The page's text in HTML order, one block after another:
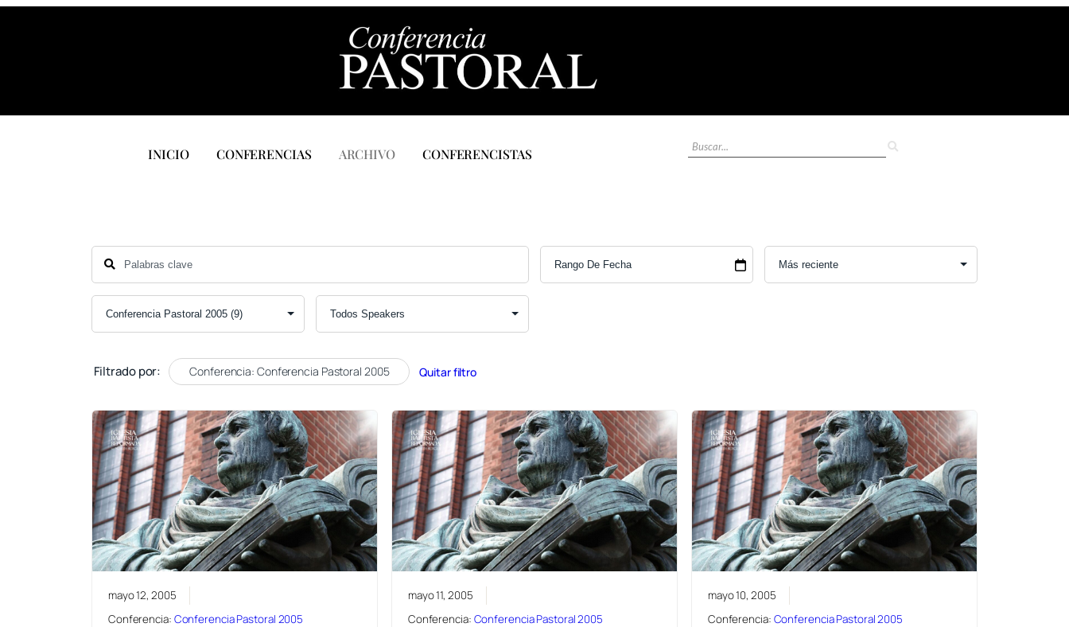
INICIO CONFERENCIAS ARCHIVO CONFERENCISTAS
Filtrado por: Conferencia: Conferencia Pastoral 2005 Quitar filtro
mayo 12, 2005
Conferencia: Conferencia Pastoral 2005
mayo 11, 2005
Conferencia: Conferencia Pastoral 2005
mayo 10, 2005
Conferencia: Conferencia Pastoral 2005